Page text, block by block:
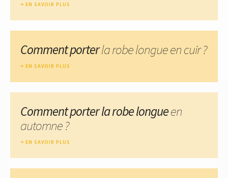
EN SAVOIR PLUS
Comment porterla robe longue en cuir ?
EN SAVOIR PLUS
Comment porter la robe longueen
automne ?
EN SAVOIR PLUS